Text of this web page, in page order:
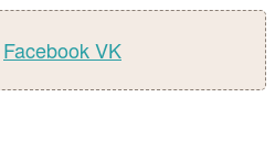
FacebookVK